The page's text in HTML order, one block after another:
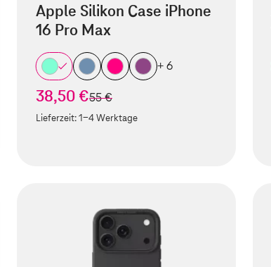
Apple Silikon Case iPhone
16 Pro Max
+ 6
38,50 €statt
55 €
Lieferzeit:1-4 Werktage